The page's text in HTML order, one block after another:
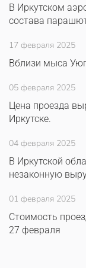
В Иркутском
состава
17 февраля 2025
Вблизи мыса
05 февраля 2025
Цена проезда
Иркутске.
04 февраля 2025
В Иркутской
незаконную
01 февраля 2025
Стоимость
27 февраля